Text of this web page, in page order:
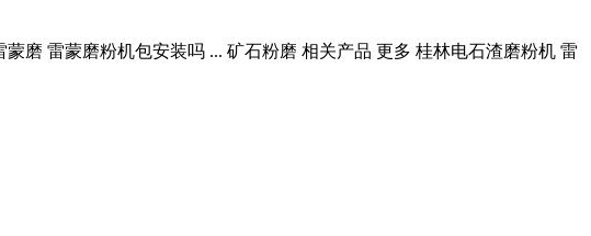
磨 雷蒙磨粉机包安装吗 ... 矿石粉磨 相关产品 更多 桂林电石渣磨粉机 雷